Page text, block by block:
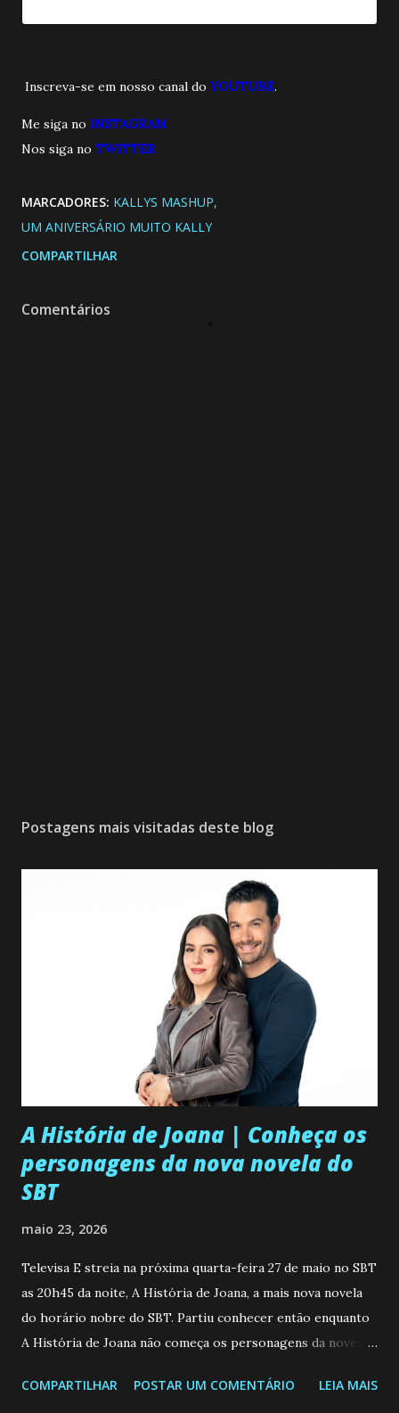
Inscreva-se em nosso canal do YOUTUBE.
Me siga no INSTAGRAM
Nos siga no TWITTER
MARCADORES: KALLYS MASHUP
UM ANIVERSÁRIO MUITO KALLY
COMPARTILHAR
Comentários
Postagens mais visitadas deste blog
A História de Joana | Conheça os
personagens da nova novela do
SBT
maio 23, 2026
Televisa E streia na próxima quarta-feira 27 de maio no SBT
as 20h45 da noite, A História de Joana, a mais nova novela
do horário nobre do SBT. Partiu conhecer então enquanto
A História de Joana não começa os personagens da novela?
de 25/05/26 a 31/05/26 JOANA GUADALUPE (Camila
COMPARTILHAR POSTAR UM COMENTÁRIO LEIA MAIS